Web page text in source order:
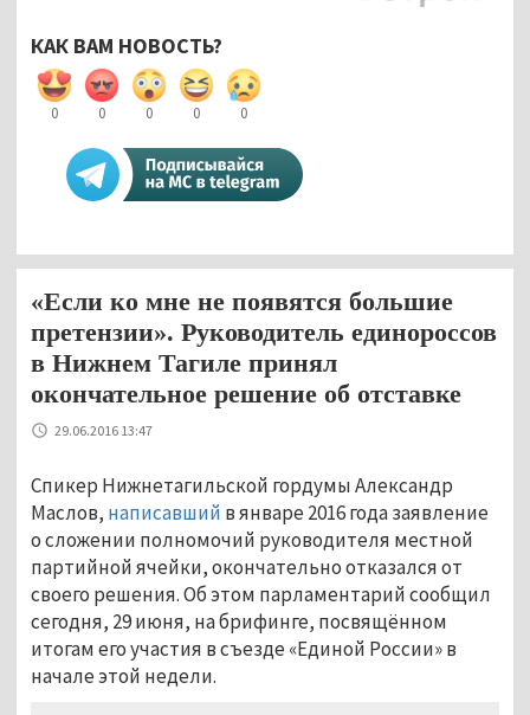
КАК ВАМ НОВОСТЬ?
0 0 0 0 0
«Если ко мне не появятся большие
претензии». Руководитель единороссов
в Нижнем Тагиле принял
окончательное решение об отставке
29.06.2016 13:47
Cпикер Нижнетагильской гордумы Александр
Маслов, написавший в январе 2016 года заявление
о сложении полномочий руководителя местной
партийной ячейки, окончательно отказался от
своего решения. Об этом парламентарий сообщил
сегодня, 29 июня, на брифинге, посвящённом
итогам его участия в съезде «Единой России» в
начале этой недели.